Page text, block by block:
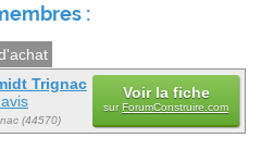
:
Trignac
(44570)
Voir la fiche
surForumConstruire.com